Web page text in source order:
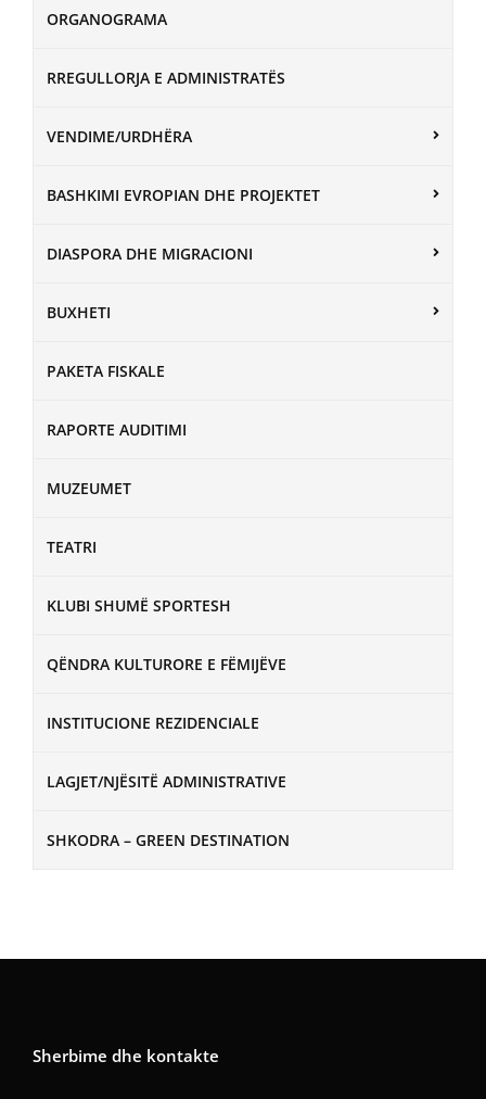
ORGANOGRAMA
RREGULLORJA E ADMINISTRATËS
VENDIME/URDHËRA
BASHKIMI EVROPIAN DHE PROJEKTET
DIASPORA DHE MIGRACIONI
BUXHETI
PAKETA FISKALE
RAPORTE AUDITIMI
MUZEUMET
TEATRI
KLUBI SHUMË SPORTESH
QËNDRA KULTURORE E FËMIJËVE
INSTITUCIONE REZIDENCIALE
LAGJET/NJËSITË ADMINISTRATIVE
SHKODRA – GREEN DESTINATION
Sherbime dhe kontakte